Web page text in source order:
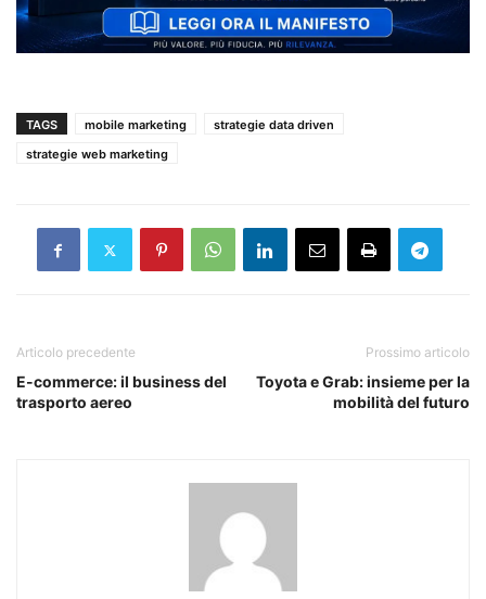
TAGS mobile marketing
strategie data driven
strategie web marketing
Articolo precedente
E-commerce: il business del
trasporto aereo
Prossimo articolo
Toyota e Grab: insieme per la
mobilità del futuro